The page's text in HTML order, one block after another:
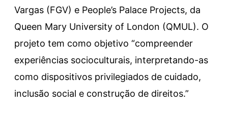
Vargas (FGV) e People’s Palace Projects, da
Queen Mary University of London (QMUL). O
projeto tem como objetivo “compreender
experiências socioculturais, interpretando-as
como dispositivos privilegiados de cuidado,
inclusão social e construção de direitos.”